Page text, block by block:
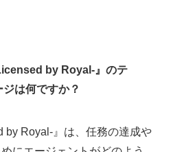
by Royal-』のテ
は何ですか？
by Royal-』は、任務の達成や